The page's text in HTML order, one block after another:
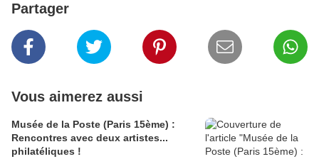
Partager
Vous aimerez aussi
Musée de la Poste (Paris 15ème) :
Rencontres avec deux artistes...
philatéliques !